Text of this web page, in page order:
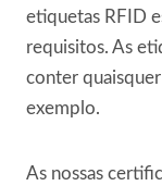
etiquetas RFID
requisitos. As
conter
exemplo.
As nossas